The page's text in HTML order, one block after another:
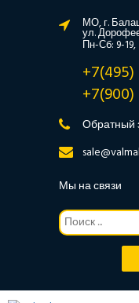
МО, г.
ул.
Пн-Сб: 9-
+7(900)
Обратный
Мы на связи